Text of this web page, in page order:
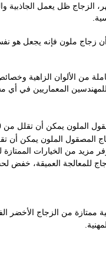
الزجاج ظل يعمل
زجاج ملون فإنه يجعل هو
من الألوان الزاهية وخصائص
للمهندسين المعماريين في أي
الملون يمكن أن تقلل من 80% من
المصقول الملون يمكن أن
مزيد من الخيارات
للمعالجة العميقة، خفض